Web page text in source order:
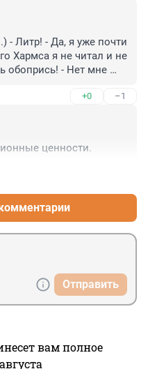
детские умы
была в шоке.
- Литр! - Да, я уже почти
Хармса я не читал и не
обопрись! - Нет мне
я сдаюсь..) - Ладно,
удовольствием..)
+0 –1
ценности.
Отправить
вам полное